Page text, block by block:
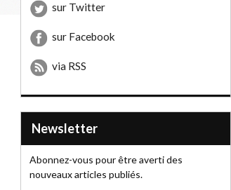
sur Twitter
sur Facebook
via RSS
Newsletter
Abonnez-vous pour être averti des
nouveaux articles publiés.